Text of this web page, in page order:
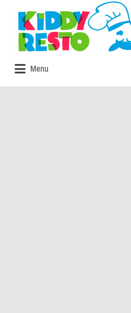
Rechercher:
Menu